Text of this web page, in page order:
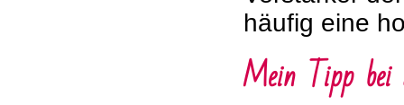
häufig eine
Mein Tipp bei